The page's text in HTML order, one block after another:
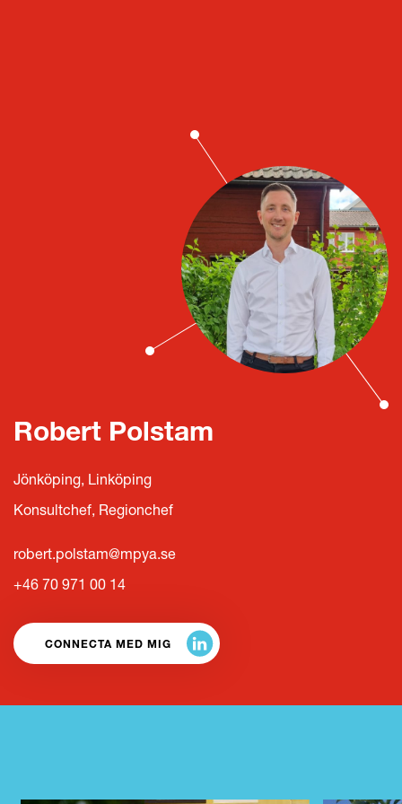
Robert Polstam
Jönköping, Linköping
Konsultchef, Regionchef
robert.polstam@mpya.se
+46 70 971 00 14
CONNECTA MED MIG